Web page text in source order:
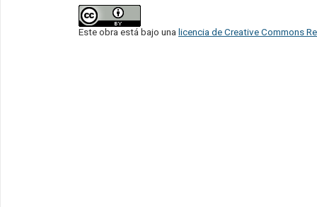
Este obra está bajo una licencia de Creative Commons